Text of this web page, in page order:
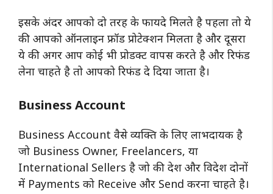
इसके अंदर आपको दो तरह के फायदे मिलते है पहला तो ये
की आपको ऑनलाइन फ्रॉड प्रोटेक्शन मिलता है और दूसरा
ये की अगर आप कोई भी प्रोडक्ट वापस करते है और रिफंड
लेना चाहते है तो आपको रिफंड दे दिया जाता है।
Business Account
Business Account वैसे व्यक्ति के लिए लाभदायक है
जो Business Owner, Freelancers, या
International Sellers है जो की देश और विदेश दोनों
में Payments को Receive और Send करना चाहते है।